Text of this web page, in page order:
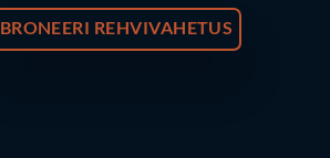
BRONEERI REHVIVAHETUS